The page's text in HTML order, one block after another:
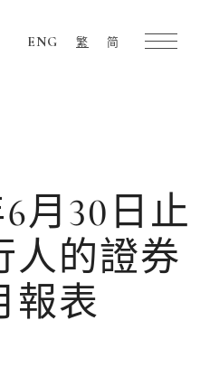
ENG 繁 简
月30日止
人的證券
報表